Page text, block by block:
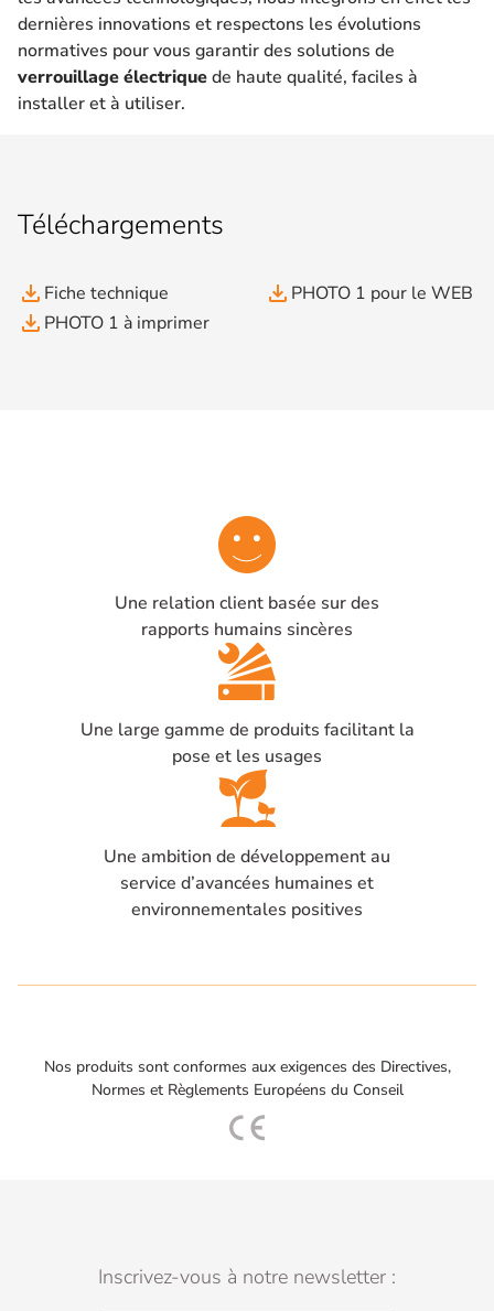
dernières innovations et respectons les évolutions
normatives pour vous garantir des solutions de
verrouillage électriquede haute qualité, faciles à
installer et à utiliser.
Téléchargements
file_download Fiche technique
file_download PHOTO 1 à imprimer
file_download PHOTO 1 pour le WEB
Une relation client basée sur des
rapports humains sincères
Une large gamme de produits facilitant la
pose et les usages
Une ambition de développement au
service d’avancées humaines et
environnementales positives
Nos produits sont conformes aux exigences des Directives,
Normes et Règlements Européens du Conseil
Inscrivez-vous à notre newsletter :